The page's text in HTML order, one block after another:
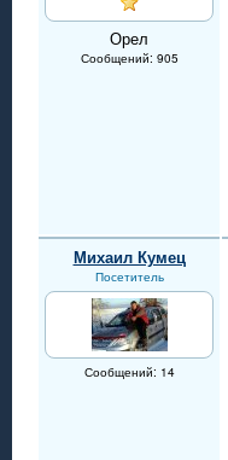
Орел
Сообщений: 905
Михаил Кумец
Посетитель
Сообщений: 14